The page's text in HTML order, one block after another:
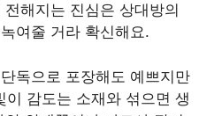
해지는 진심은 상대방의
여줄 거라 확신해요.
독으로 포장해도 예쁘지만
이 감도는 소재와 섞으면 생